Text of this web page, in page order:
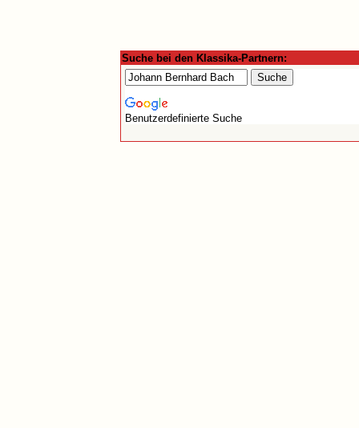
Suche bei den Klassika-Partnern:
Benutzerdefinierte Suche